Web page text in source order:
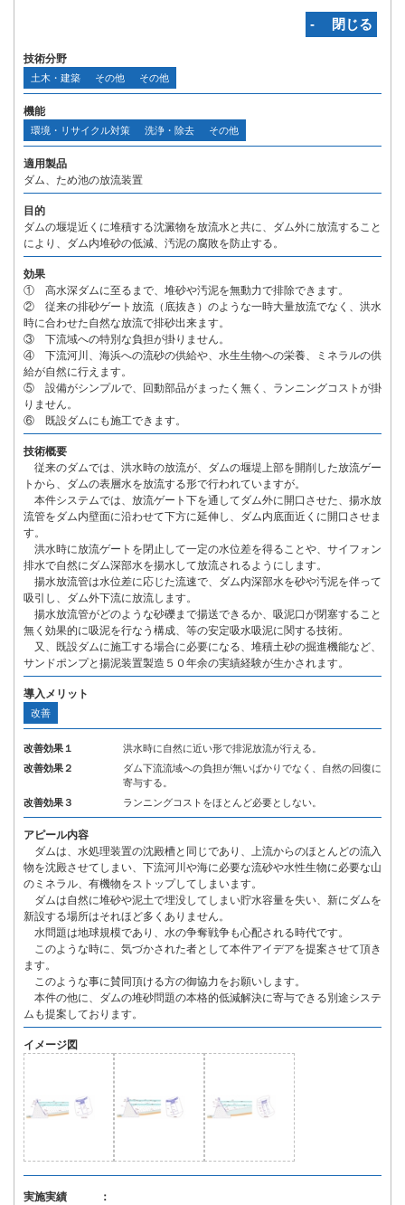
‐ 閉じる
技術分野
土木・建築 その他 その他
機能
環境・リサイクル対策 洗浄・除去 その他
適用製品
ダム、ため池の放流装置
目的
ダムの堰堤近くに堆積する沈澱物を放流水と共に、ダム外に放流すること
により、ダム内堆砂の低減、汚泥の腐敗を防止する。
効果
① 高水深ダムに至るまで、堆砂や汚泥を無動力で排除できます。
② 従来の排砂ゲート放流（底抜き）のような一時大量放流でなく、洪水
時に合わせた自然な放流で排砂出来ます。
③ 下流域への特別な負担が掛りません。
④ 下流河川、海浜への流砂の供給や、水生生物への栄養、ミネラルの供
給が自然に行えます。
⑤ 設備がシンプルで、回動部品がまったく無く、ランニングコストが掛
りません。
⑥ 既設ダムにも施工できます。
技術概要
従来のダムでは、洪水時の放流が、ダムの堰堤上部を開削した放流ゲー
トから、ダムの表層水を放流する形で行われていますが。
本件システムでは、放流ゲート下を通してダム外に開口させた、揚水放
流管をダム内壁面に沿わせて下方に延伸し、ダム内底面近くに開口させま
す。
洪水時に放流ゲートを閉止して一定の水位差を得ることや、サイフォン
排水で自然にダム深部水を揚水して放流されるようにします。
揚水放流管は水位差に応じた流速で、ダム内深部水を砂や汚泥を伴って
吸引し、ダム外下流に放流します。
揚水放流管がどのような砂礫まで揚送できるか、吸泥口が閉塞すること
無く効果的に吸泥を行なう構成、等の安定吸水吸泥に関する技術。
又、既設ダムに施工する場合に必要になる、堆積土砂の掘進機能など、
サンドポンプと揚泥装置製造５０年余の実績経験が生かされます。
導入メリット
改善
改善効果１
洪水時に自然に近い形で排泥放流が行える。
改善効果２
ダム下流流域への負担が無いばかりでなく、自然の回復に
寄与する。
改善効果３
ランニングコストをほとんど必要としない。
アピール内容
ダムは、水処理装置の沈殿槽と同じであり、上流からのほとんどの流入
物を沈殿させてしまい、下流河川や海に必要な流砂や水性生物に必要な山
のミネラル、有機物をストップしてしまいます。
ダムは自然に堆砂や泥土で埋没してしまい貯水容量を失い、新にダムを
新設する場所はそれほど多くありません。
水問題は地球規模であり、水の争奪戦争も心配される時代です。
このような時に、気づかされた者として本件アイデアを提案させて頂き
ます。
このような事に賛同頂ける方の御協力をお願いします。
本件の他に、ダムの堆砂問題の本格的低減解決に寄与できる別途システ
ムも提案しております。
イメージ図
実施実績 ：